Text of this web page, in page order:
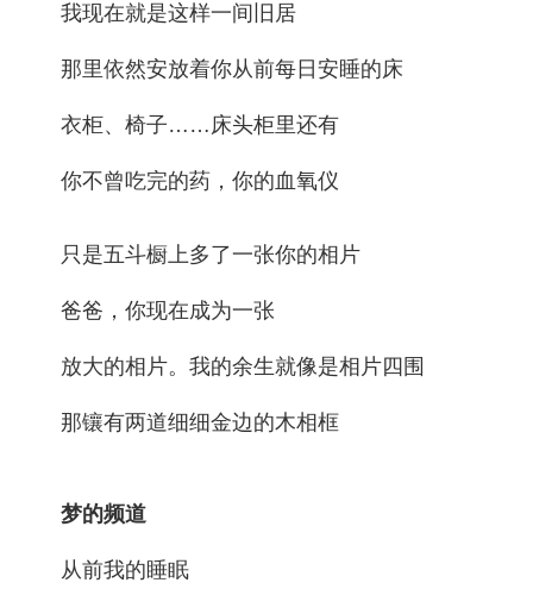
我现在就是这样一间旧居
那里依然安放着你从前每日安睡的床
衣柜、椅子……床头柜里还有
你不曾吃完的药，你的血氧仪
只是五斗橱上多了一张你的相片
爸爸，你现在成为一张
放大的相片。我的余生就像是相片四围
那镶有两道细细金边的木相框
梦的频道
从前我的睡眠